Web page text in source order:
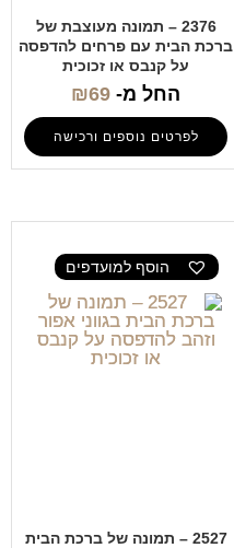
2376 – תמונה מעוצבת של
ברכת הבית עם פרחים להדפסה
על קנבס או זכוכית
החל מ- ₪69
לפרטים נוספים ורכישה
הוסף למועדפים
2527 – תמונה של ברכת הבית